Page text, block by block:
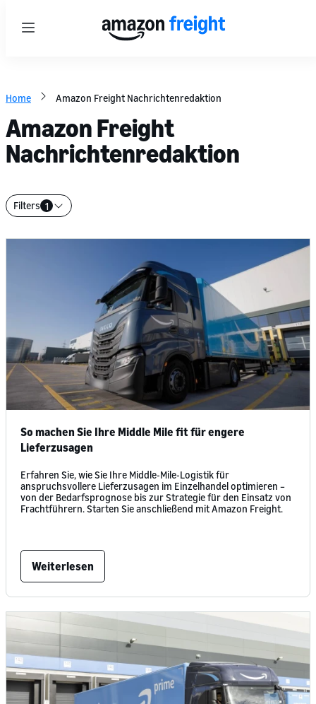
Menu
Home Amazon Freight Nachrichtenredaktion
Amazon Freight
Nachrichtenredaktion
Filters 1
So machen Sie Ihre Middle Mile fit für engere
Lieferzusagen
Erfahren Sie, wie Sie Ihre Middle-Mile-Logistik für
anspruchsvollere Lieferzusagen im Einzelhandel optimieren –
von der Bedarfsprognose bis zur Strategie für den Einsatz von
Frachtführern. Starten Sie anschließend mit Amazon Freight.
Weiterlesen